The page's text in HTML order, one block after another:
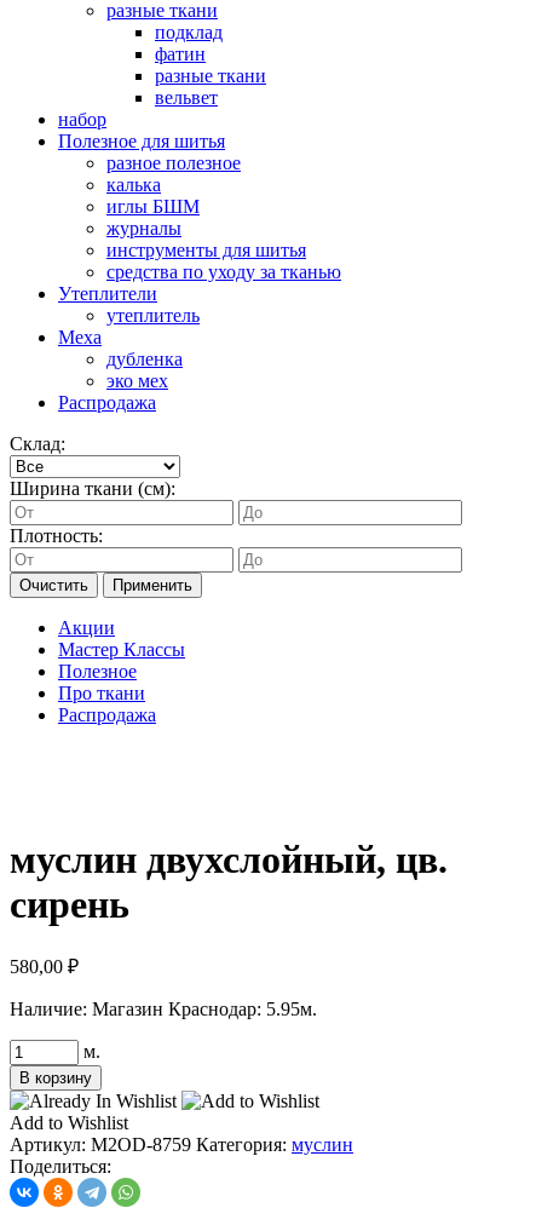
разные ткани
подклад
фатин
разные ткани
вельвет
набор
Полезное для шитья
разное полезное
калька
иглы БШМ
журналы
инструменты для шитья
средства по уходу за тканью
Утеплители
утеплитель
Меха
дубленка
эко мех
Распродажа
Склад:
Ширина ткани (см):
Плотность:
Очистить Применить
Акции
Мастер Классы
Полезное
Про ткани
Распродажа
муслин двухслойный, цв.
сирень
580,00 ₽
Наличие: Магазин Краснодар: 5.95м.
Количество
товара
муслин
двухслойный,
цв.
сирень
м.
В корзину
Add to Wishlist
Артикул: M2OD-8759 Категория: муслин
Поделиться: